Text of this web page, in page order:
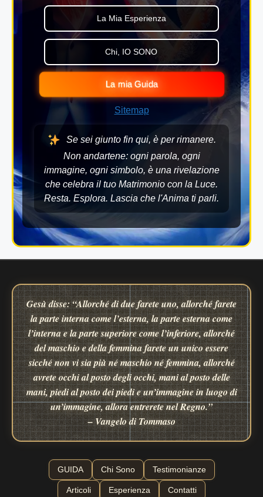
La Mia Esperienza
Chi, IO SONO
La mia Guida
Sitemap
Se sei giunto fin qui, è per rimanere.
Non andartene: ogni parola, ogni
immagine, ogni simbolo, è una rivelazione
che celebra il tuo Matrimonio con la Luce.
Resta. Esplora. Lascia che l'Anima ti parli.
Gesù disse: “Allorché di due farete uno, allorché farete
la parte interna come l’esterna, la parte esterna come
l’interna e la parte superiore come l’inferiore, allorché
del maschio e della femmina farete un unico essere
sicché non vi sia più né maschio né femmina, allorché
avrete occhi al posto degli occhi, mani al posto delle
mani, piedi al posto dei piedi e un’immagine in luogo di
un’immagine, allora entrerete nel Regno.”
– Vangelo di Tommaso
GUIDA Chi Sono Testimonianze
Articoli Esperienza Contatti